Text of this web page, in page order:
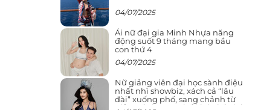
04/07/2025
Ái nữ đại gia Minh Nhựa năng
động suốt 9 tháng mang bầu
con thứ 4
04/07/2025
Nữ giảng viên đại học sành điệu
nhất nhì showbiz, xách cả “lâu
đài” xuống phố, sang chảnh từ
giảng đường ra phố khó ai đọ lại